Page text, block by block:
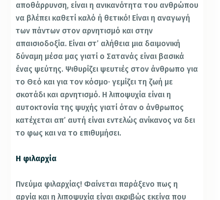
αποθάρρυνση, είναι η ανικανότητα του ανθρώπου
να βλέπει καθετί καλό ή θετικό! Είναι η αναγωγή
των πάντων στον αρνητισμό και στην
απαισιοδοξία. Είναι στ’ αλήθεια μια δαιμονική
δύναμη μέσα μας γιατί ο Σατανάς είναι βασικά
ένας ψεύτης. Ψιθυρίζει ψευτιές στον άνθρωπο για
το Θεό και για τον κόσμο· γεμίζει τη ζωή με
σκοτάδι και αρνητισμό. Η λιποψυχία είναι η
αυτοκτονία της ψυχής γιατί όταν ο άνθρωπος
κατέχεται απ’ αυτή είναι εντελώς ανίκανος να δει
το φως και να το επιθυμήσει.
Η φιλαρχία
Πνεύμα φιλαρχίας! Φαίνεται παράξενο πως η
αργία και η λιποψυχία είναι ακριβώς εκείνα που